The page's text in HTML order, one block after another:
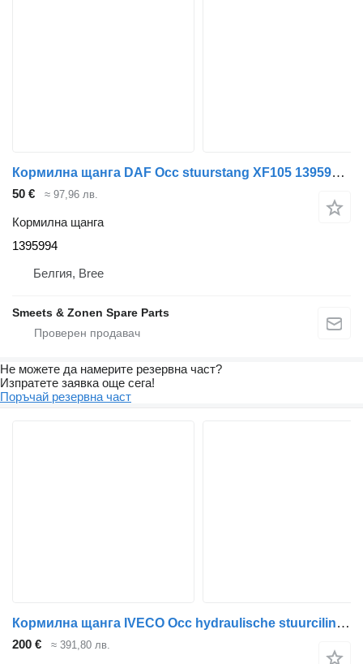
Кормилна щанга DAF Occ stuurstang XF105 1395994 за влекач
50 € ≈ 97,96 лв.
Кормилна щанга
1395994
Белгия, Bree
Smeets & Zonen Spare Parts
Не можете да намерите резервна част?
Изпратете заявка още сега!
Поръчай резервна част
Кормилна щанга IVECO Occ hydraulische stuurcilinder 41032945 за камион
200 € ≈ 391,80 лв.